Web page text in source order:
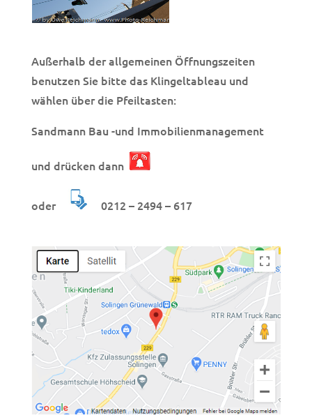
Außerhalb der allgemeinen Öffnungszeiten
benutzen Sie bitte das Klingeltableau und
wählen über die Pfeiltasten:
Sandmann Bau -und Immobilienmanagement
und drücken dann
oder 0212 – 2494 – 617